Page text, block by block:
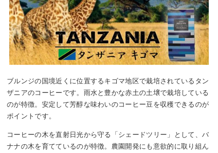
ブルンジの国境近くに位置するキゴマ地区で栽培されているタン
ザニアのコーヒーです。雨水と豊かな赤土の土壌で栽培している
のが特徴。安定して芳醇な味わいのコーヒー豆を収穫できるのが
ポイントです。
コーヒーの木を直射日光から守る「シェードツリー」として、バ
ナナの木を育てているのが特徴。農園開発にも意欲的に取り組ん